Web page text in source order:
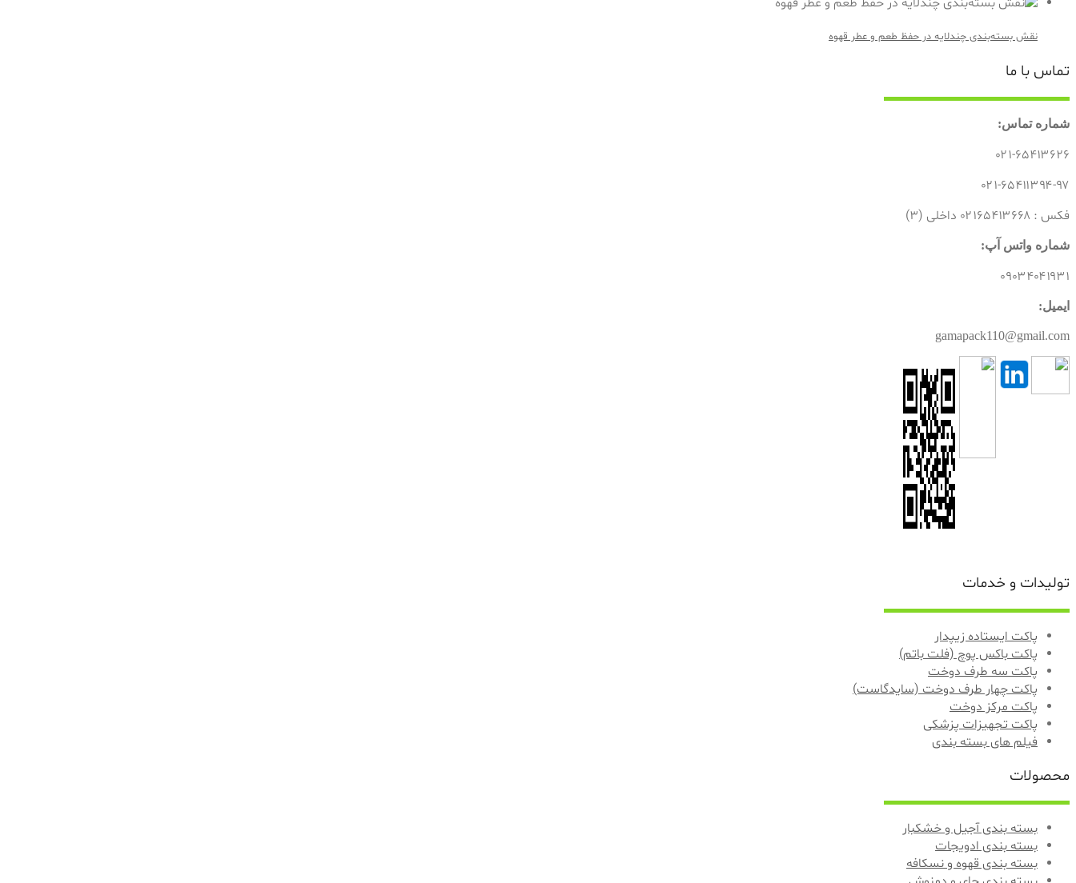
نقش بسته‌بندی چندلایه در حفظ طعم و عطر قهوه
تماس با ما
شماره تماس:
۰۲۱-۶۵۴۱۳۶۲۶
۰۲۱-۶۵۴۱۱۳۹۴-۹۷
فکس : ۰۲۱۶۵۴۱۳۶۶۸ داخلی (۳)
شماره واتس آپ:
۰۹۰۳۴۰۴۱۹۳۱
ایمیل:
gamapack110@gmail.com
تولیدات و خدمات
پاکت ایستاده زیپدار
پاکت باکس پوچ (فلت باتم)
پاکت سه طرف دوخت
پاکت چهار طرف دوخت (سایدگاست)
پاکت مرکز دوخت
پاکت تجهیزات پزشکی
فیلم های بسته‌ بندی
محصولات
بسته بندی آجیل و خشکبار
بسته‌ بندی ادویجات
بسته بندی قهوه و نسکافه